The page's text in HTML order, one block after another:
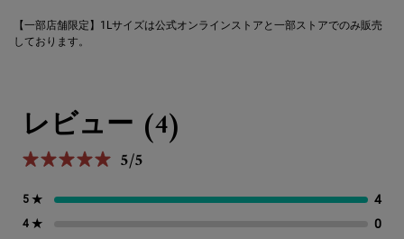
【一部店舗限定】1Lサイズは公式オンラインストアと一部ストアでのみ販売
しております。
レビュー (4)
5星中5。 5/5
5 ★ 4
4 ★ 0